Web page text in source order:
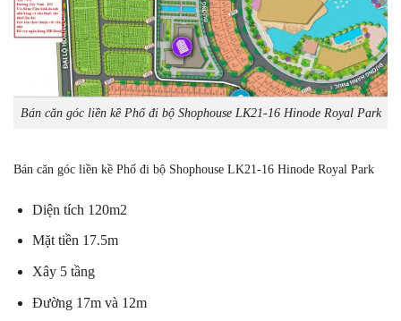
Bán căn góc liền kề Phố đi bộ Shophouse LK21-16 Hinode Royal Park
Bán căn góc liền kề Phố đi bộ Shophouse LK21-16 Hinode Royal Park
Diện tích 120m2
Mặt tiền 17.5m
Xây 5 tầng
Đường 17m và 12m